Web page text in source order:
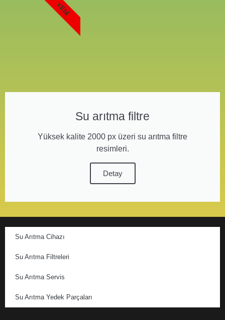
Su arıtma filtre
Yüksek kalite 2000 px üzeri su arıtma filtre
resimleri.
Detay
YENI
Su Arıtma Cihazı
Su Arıtma Filtreleri
Su Arıtma Servis
Su Arıtma Yedek Parçaları